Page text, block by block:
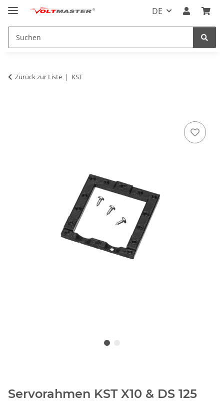
DE
Zurück zur Liste KST
Servorahmen KST X10 & DS 125